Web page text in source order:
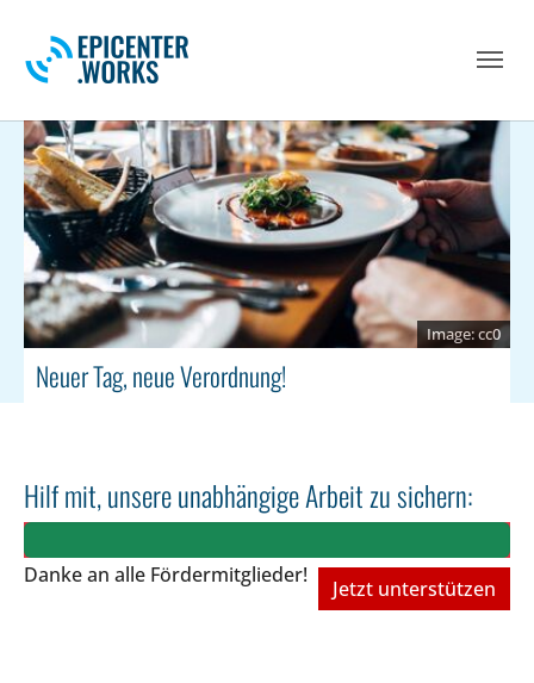
cc0
Neuer Tag, neue Verordnung!
Hilf mit, unsere unabhängige Arbeit zu sichern:
Danke an alle Fördermitglieder!
Jetzt unterstützen